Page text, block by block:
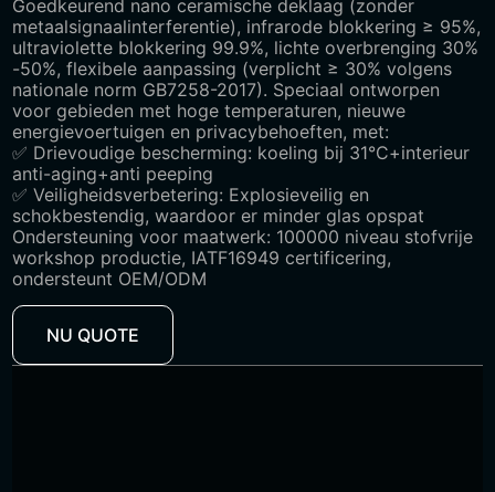
Goedkeurend nano ceramische deklaag (zonder
metaalsignaalinterferentie), infrarode blokkering ≥ 95%,
ultraviolette blokkering 99.9%, lichte overbrenging 30%
-50%, flexibele aanpassing (verplicht ≥ 30% volgens
nationale norm GB7258-2017). Speciaal ontworpen
voor gebieden met hoge temperaturen, nieuwe
energievoertuigen en privacybehoeften, met:
✅ Drievoudige bescherming: koeling bij 31°C+interieur
anti-aging+anti peeping
✅ Veiligheidsverbetering: Explosieveilig en
schokbestendig, waardoor er minder glas opspat
Ondersteuning voor maatwerk: 100000 niveau stofvrije
workshop productie, IATF16949 certificering,
ondersteunt OEM/ODM
NU QUOTE